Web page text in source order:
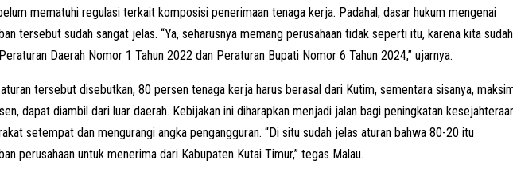
mematuhi regulasi terkait komposisi penerimaan tenaga kerja. Padahal, dasar hukum mengenai
tersebut sudah sangat jelas. “Ya, seharusnya memang perusahaan tidak seperti itu, karena kita sudah
Daerah Nomor 1 Tahun 2022 dan Peraturan Bupati Nomor 6 Tahun 2024,” ujarnya.
aturan tersebut disebutkan, 80 persen tenaga kerja harus berasal dari Kutim, sementara sisanya,
dapat diambil dari luar daerah. Kebijakan ini diharapkan menjadi jalan bagi peningkatan
setempat dan mengurangi angka pengangguran. “Di situ sudah jelas aturan bahwa 80-20 itu
perusahaan untuk menerima dari Kabupaten Kutai Timur,” tegas Malau.